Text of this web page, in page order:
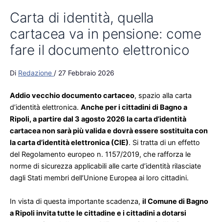
Carta di identità, quella
cartacea va in pensione: come
fare il documento elettronico
Di Redazione / 27 Febbraio 2026
Addio vecchio documento cartaceo, spazio alla carta
d’identità elettronica. Anche per i cittadini di Bagno a
Ripoli, a partire dal 3 agosto 2026 la carta d’identità
cartacea non sarà più valida e dovrà essere sostituita con
la carta d’identità elettronica (CIE). Si tratta di un effetto
del Regolamento europeo n. 1157/2019, che rafforza le
norme di sicurezza applicabili alle carte d’identità rilasciate
dagli Stati membri dell’Unione Europea ai loro cittadini.
In vista di questa importante scadenza, il Comune di Bagno
a Ripoli invita tutte le cittadine e i cittadini a dotarsi